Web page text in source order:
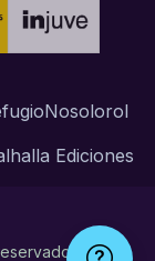
Nosolorol
Ediciones